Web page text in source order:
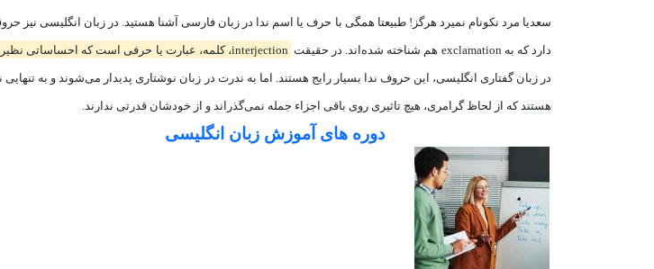
دارد که به exclamation‌ هم شناخته شده‌اند. در حقیقت interjection‌، کلمه، عبارت یا حرفی است که احساساتی نظیر هیجان، شادی یا عصبانیت را بیان می‌کند.
در زبان گفتاری انگلیسی، این حروف ندا بسیار رایج هستند. اما به ندرت در زبان نوشتاری پدیدار می‌شوند و به
هستند که از لحاظ گرامری، هیچ تاثیری روی باقی اجزاء‌ جمله نمی‌گذراند و از خودشان قدرتی ندارند.
دوره های آموزش زبان انگلیسی